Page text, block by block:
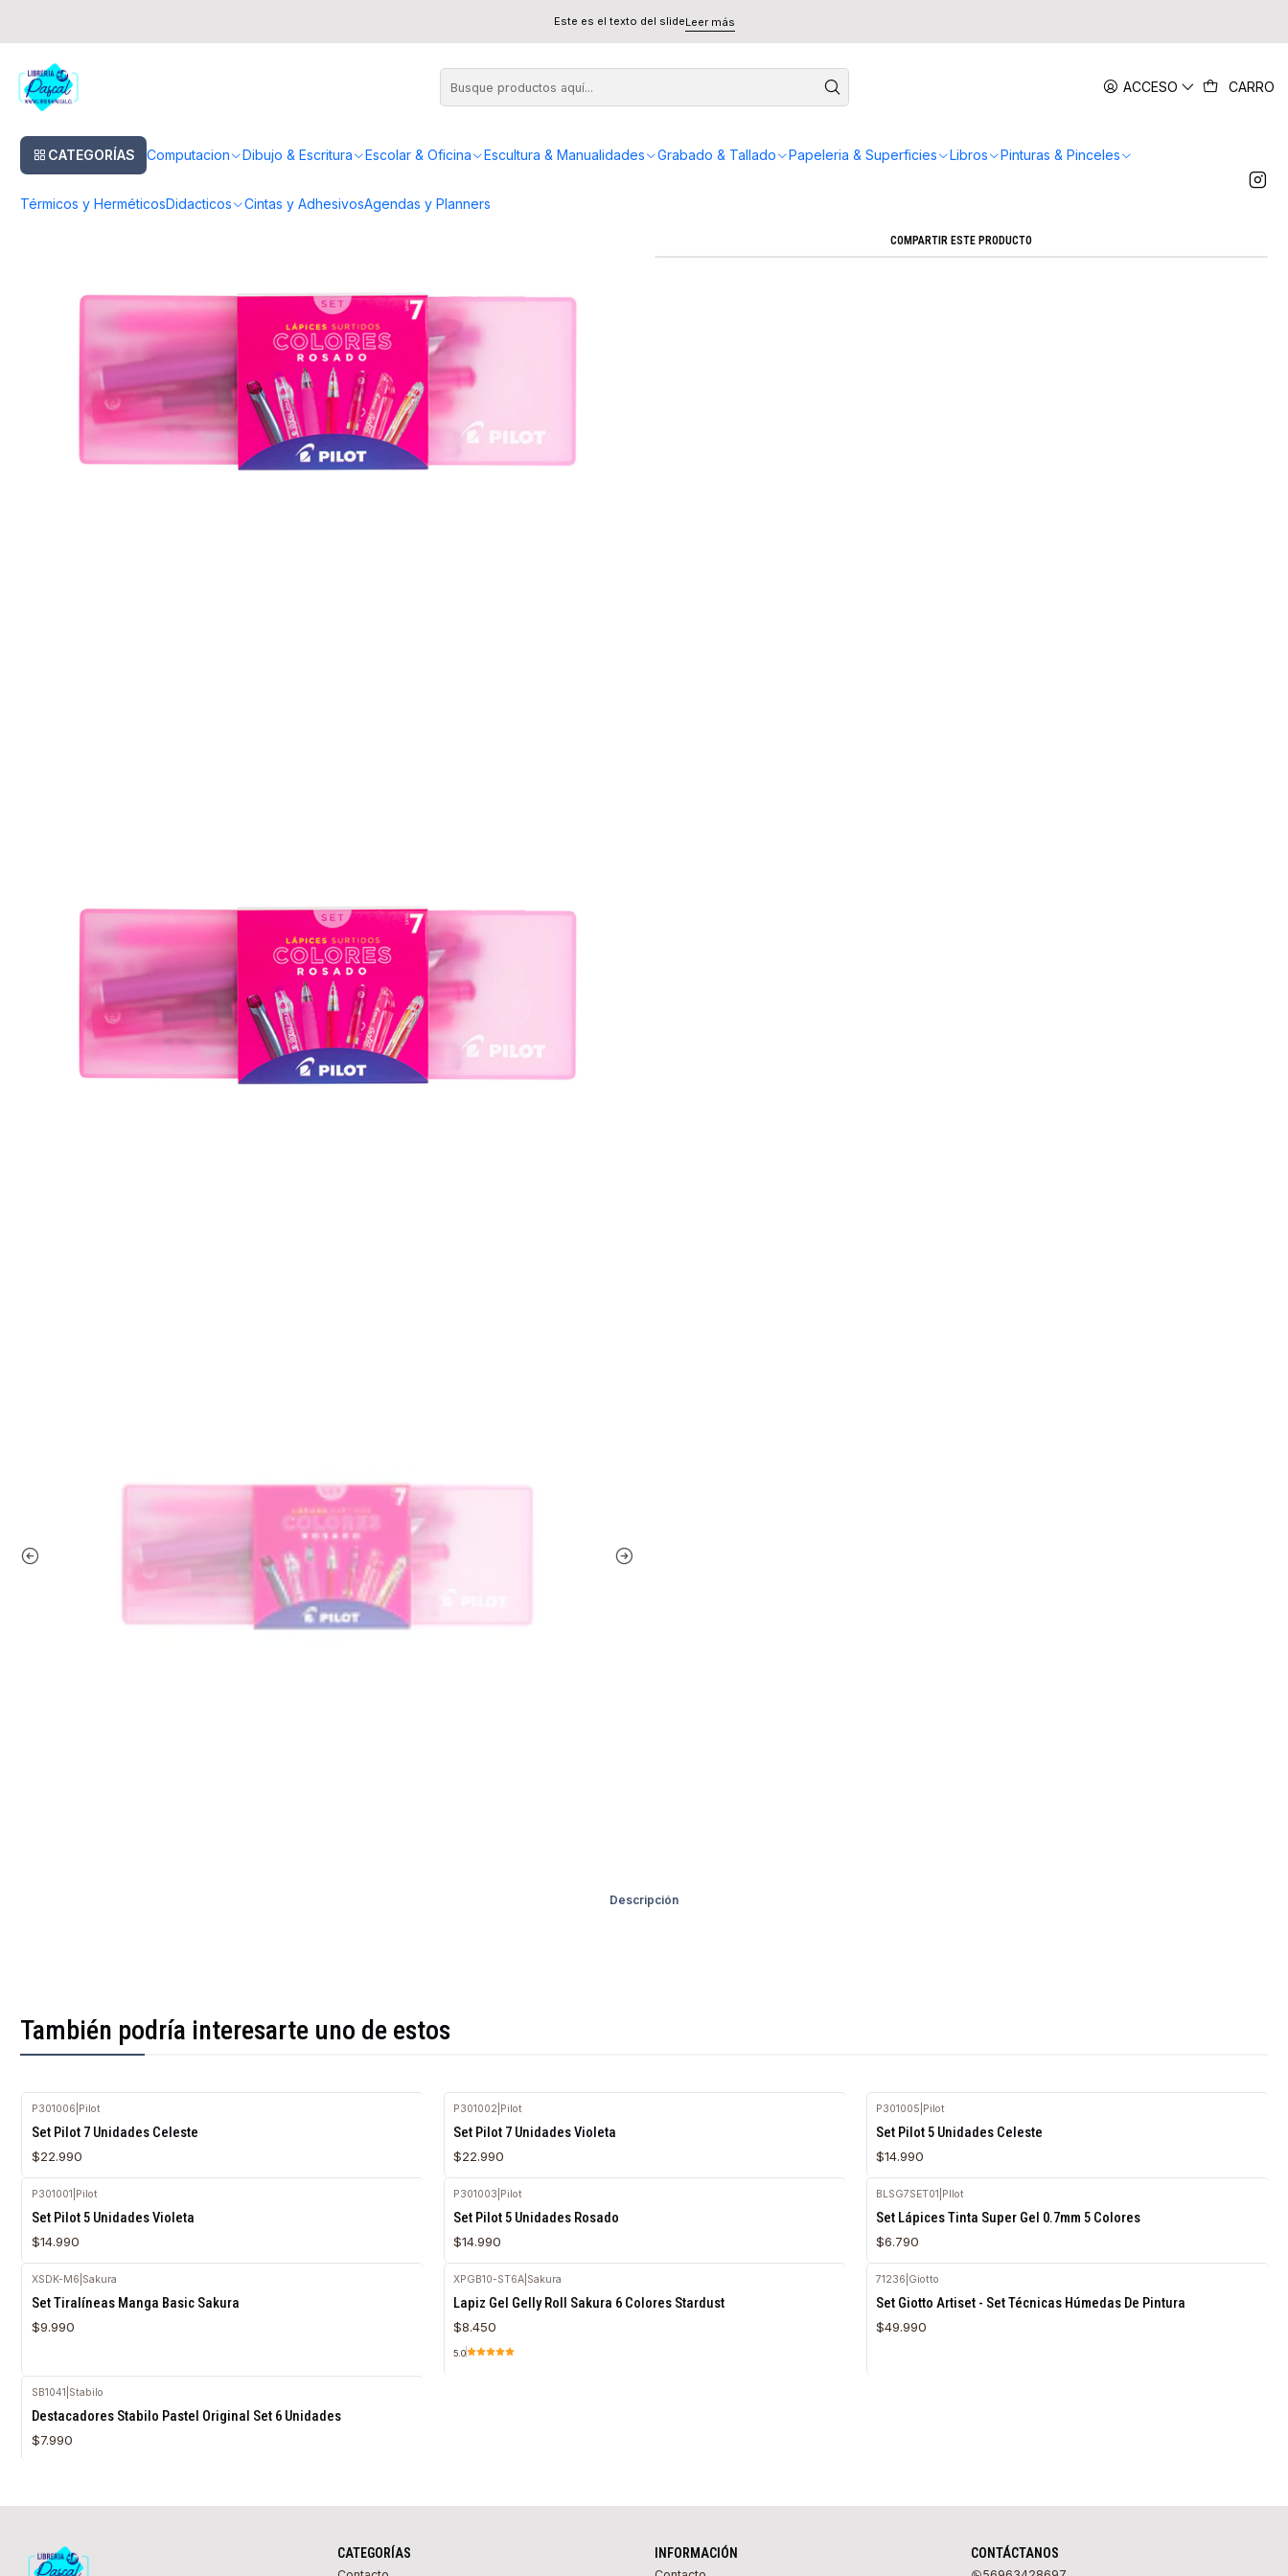
ACCESO CARRO
CATEGORÍAS Computacion Dibujo & Escritura Escolar & Oficina Escultura & Manualidades Grabado & Tallado Papeleria & Superficies Libros Pinturas & Pinceles
Térmicos y HerméticosDidacticos Cintas y AdhesivosAgendas y Planners
Este es el texto del slideLeer más
Set Pilot 7 Unidades Rosado
Agregar a la lista de favoritos
COMPARTIR ESTE PRODUCTO
Descripción
También podría interesarte uno de estos
P301006 Pilot
Set Pilot 7 Unidades Celeste
$22.990
P301002 Pilot
Set Pilot 7 Unidades Violeta
$22.990
P301005 Pilot
Set Pilot 5 Unidades Celeste
$14.990
P301001 Pilot
Set Pilot 5 Unidades Violeta
$14.990
P301003 Pilot
Set Pilot 5 Unidades Rosado
$14.990
BLSG7SET01 PIlot
Set Lápices Tinta Super Gel 0.7mm 5 Colores
$6.790
XSDK-M6 Sakura
Set Tiralíneas Manga Basic Sakura
$9.990
XPGB10-ST6A Sakura
Lapiz Gel Gelly Roll Sakura 6 Colores Stardust
$8.450
5.0
71236 Giotto
Set Giotto Artiset - Set Técnicas Húmedas De Pintura
$49.990
SB1041 Stabilo
Destacadores Stabilo Pastel Original Set 6 Unidades
$7.990
CATEGORÍAS INFORMACIÓN CONTÁCTANOS